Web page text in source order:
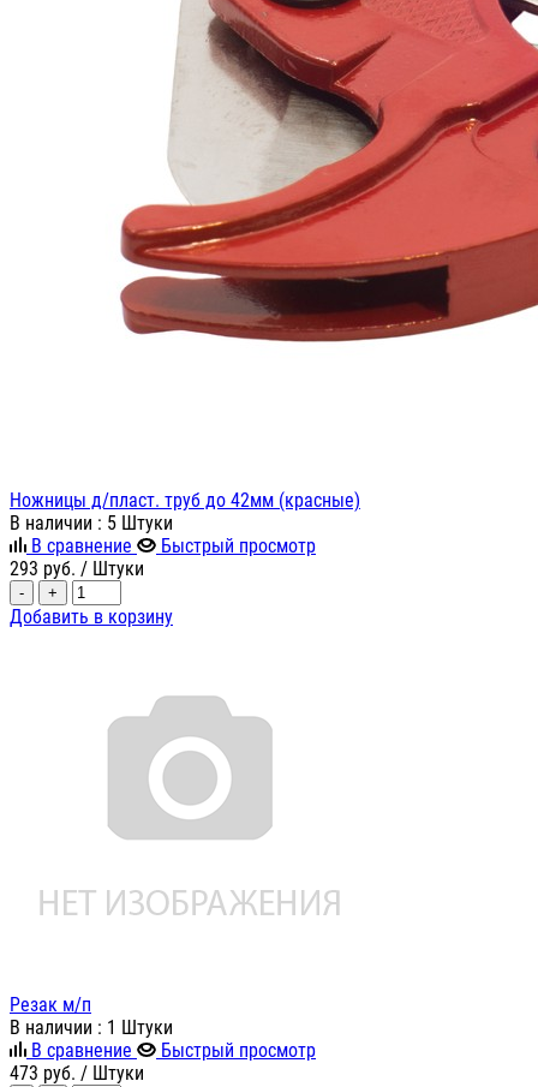
Ножницы д/пласт. труб до 42мм (красные)
В наличии : 5 Штуки
В сравнение
Быстрый просмотр
293 руб. / Штуки
- +
Добавить в корзину
Резак м/п
В наличии : 1 Штуки
В сравнение
Быстрый просмотр
473 руб. / Штуки